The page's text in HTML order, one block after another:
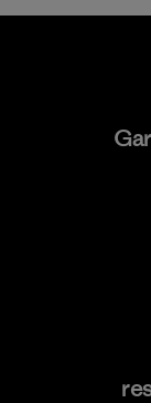
Scopri di
Singtex